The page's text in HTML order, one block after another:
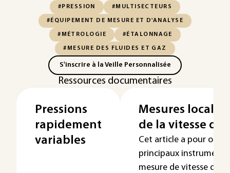
#PRESSION #MULTISECTEURS
#ÉQUIPEMENT DE MESURE ET D'ANALYSE
#MÉTROLOGIE #ÉTALONNAGE
#MESURE DES FLUIDES ET GAZ
S'inscrire à la Veille Personnalisée
Ressources documentaires
Pressions
rapidement
variables
Mesures locales
de la vitesse
Cet article a pour objet
principaux
mesure de vitesse d'un